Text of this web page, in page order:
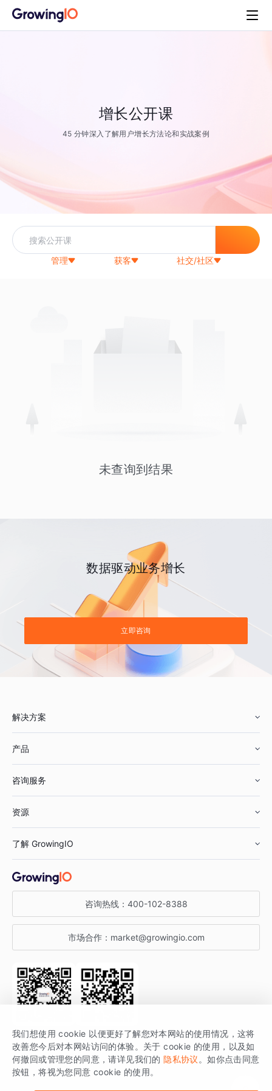
增长公开课
45 分钟深入了解用户增长方法论和实战案例
管理 获客 社交/社区
未查询到结果
数据驱动业务增长
立即咨询
解决方案
鞋服行业
汽车行业
金融行业
产品
智能运营
获客分析
咨询服务
资源
增长公开课
增长博客
开发者文档
SDK 文档
场景指南
了解 GrowingIO
关于 GrowingIO
增长大会
行业活动
咨询热线： 400-102-8388
市场合作： market@growingio.com
关注公众号 获取更多干货
GrowingIO 是专注于数据智能分析与增长的品牌，核心平台为 GrowingIO
分析云。
我们想使用 cookie 以便更好了解您对本网站的使用情况，这将
改善您今后对本网站访问的体验。关于 cookie 的使用，以及如
何撤回或管理您的同意，请详见我们的 隐私协议 。如你点击同意
按钮，将视为您同意 cookie 的使用。